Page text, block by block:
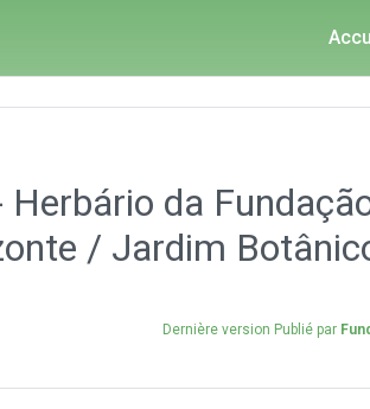
Herbário da
/ Jardim
Dernière version Publié par